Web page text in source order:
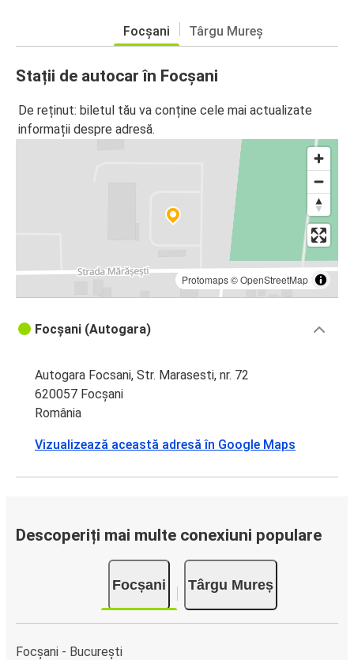
Focșani Târgu Mureș
Stații de autocar în Focșani
De reținut: biletul tău va conține cele mai actualizate
informații despre adresă.
Protomaps©OpenStreetMap
Focșani (Autogara)
Autogara Focsani, Str. Marasesti, nr. 72
620057 Focșani
România
Vizualizează această adresă în Google Maps
Descoperiți mai multe conexiuni populare
Focșani Târgu Mureș
Focșani - București